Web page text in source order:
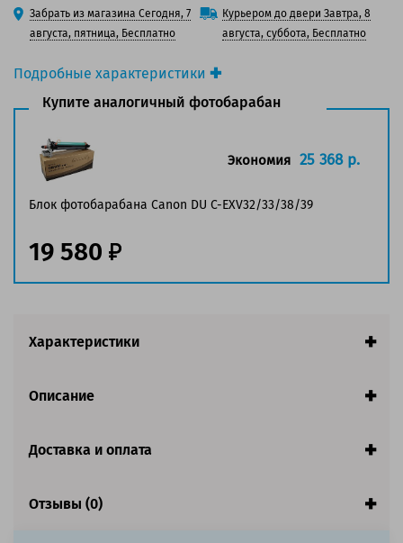
Подробные характеристики
Производитель принтера:Canon
Оригинальность:
Ресурс:169 000/ 140 000 страниц формата А4 при
5% заполнении страницы.
Совместим с аппаратами
125 баллов
150 баллов
Забрать из магазина Сегодня, 7
августа, пятница, Бесплатно
Курьером до двери Завтра, 8
августа, суббота, Бесплатно
Купите аналогичный фотобарабан
Блок фотобарабана Canon DU C-EXV32/33/38/39
Экономия 25 368 р.
19 580
Характеристики
Описание
Доставка и оплата
Отзывы (0)